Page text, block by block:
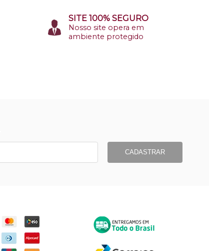
SITE 100% SEGURO
Nosso site opera em
ambiente protegido
CADASTRAR